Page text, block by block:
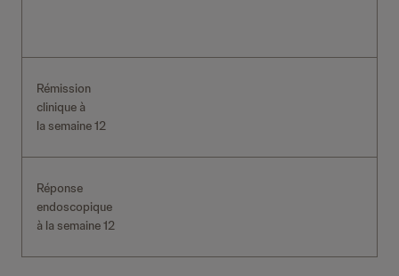
Rémission
clinique à
la semaine 12
Réponse
endoscopique
à la semaine 12